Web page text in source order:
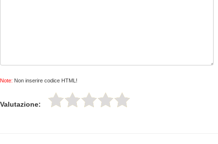
Note: Non inserire codice HTML!
Valutazione: